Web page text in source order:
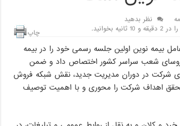
نظر بدهید
چاپ
بیمه نوین اولین جلسه رسمی خود را در بیمه
روسای شعب سراسر کشور اختصاص داد و ضمن
شرکت در دوران مدیریت جدید، نقش شبکه فروش
اهداف شرکت را محوری و با اهمیت توصیف